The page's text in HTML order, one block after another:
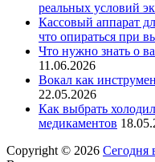
реальных условий
Кассовый аппарат
что опираться при
Что нужно знать о
11.06.2026
Вокал как
22.05.2026
Как выбрать
медикаментов
Copyright © 2026 Сегодня